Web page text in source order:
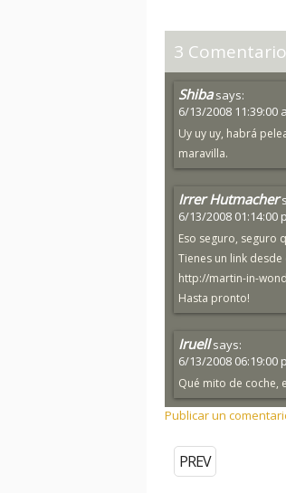
3
Shiba says:
6/13/2008 11:39:00
Uy uy uy, habrá
maravilla.
Irrer Hutmacher
6/13/2008 01:14:00
Eso seguro, seguro
Tienes un link desde
http://martin-in-
Hasta pronto!
Iruell says:
6/13/2008 06:19:00
Qué mito de coche,
Publicar un
PREV